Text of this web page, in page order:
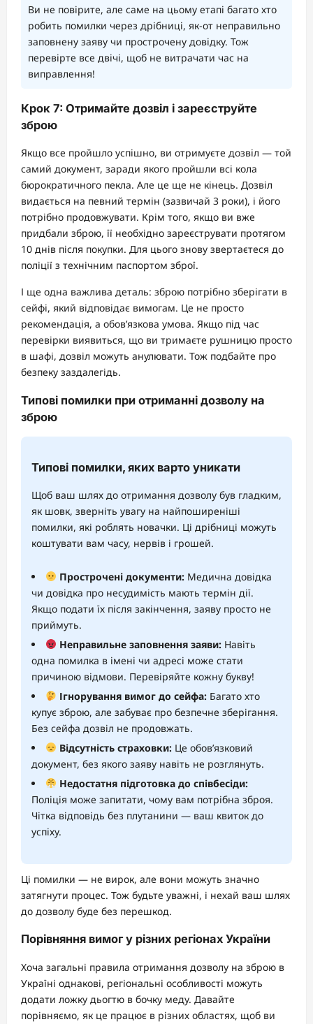
Ви не повірите, але саме на цьому етапі багато хто
робить помилки через дрібниці, як-от неправильно
заповнену заяву чи прострочену довідку. Тож
перевірте все двічі, щоб не витрачати час на
виправлення!
Крок 7: Отримайте дозвіл і зареєструйте
зброю
Якщо все пройшло успішно, ви отримуєте дозвіл — той
самий документ, заради якого пройшли всі кола
бюрократичного пекла. Але це ще не кінець. Дозвіл
видається на певний термін (зазвичай 3 роки), і його
потрібно продовжувати. Крім того, якщо ви вже
придбали зброю, її необхідно зареєструвати протягом
10 днів після покупки. Для цього знову звертаєтеся до
поліції з технічним паспортом зброї.
І ще одна важлива деталь: зброю потрібно зберігати в
сейфі, який відповідає вимогам. Це не просто
рекомендація, а обов’язкова умова. Якщо під час
перевірки виявиться, що ви тримаєте рушницю просто
в шафі, дозвіл можуть анулювати. Тож подбайте про
безпеку заздалегідь.
Типові помилки при отриманні дозволу на
зброю
Типові помилки, яких варто уникати
Щоб ваш шлях до отримання дозволу був гладким,
як шовк, зверніть увагу на найпоширеніші
помилки, які роблять новачки. Ці дрібниці можуть
коштувати вам часу, нервів і грошей.
Прострочені документи:Медична довідка
чи довідка про несудимість мають термін дії.
Якщо подати їх після закінчення, заяву просто не
приймуть.
Неправильне заповнення заяви:Навіть
одна помилка в імені чи адресі може стати
причиною відмови. Перевіряйте кожну букву!
Ігнорування вимог до сейфа:Багато хто
купує зброю, але забуває про безпечне зберігання.
Без сейфа дозвіл не продовжать.
Відсутність страховки:Це обов’язковий
документ, без якого заяву навіть не розглянуть.
Недостатня підготовка до співбесіди:
Поліція може запитати, чому вам потрібна зброя.
Чітка відповідь без плутанини — ваш квиток до
успіху.
Ці помилки — не вирок, але вони можуть значно
затягнути процес. Тож будьте уважні, і нехай ваш шлях
до дозволу буде без перешкод.
Порівняння вимог у різних регіонах України
Хоча загальні правила отримання дозволу на зброю в
Україні однакові, регіональні особливості можуть
додати ложку дьогтю в бочку меду. Давайте
порівняємо, як це працює в різних областях, щоб ви